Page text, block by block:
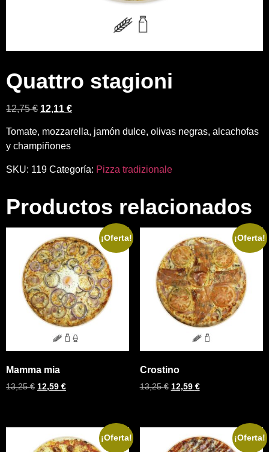
Quattro stagioni
12,75€ 12,11 €
Tomate, mozzarella, jamón dulce, olivas negras, alcachofas
y champiñones
SKU: 119 Categoría: Pizza tradizionale
Productos relacionados
¡Oferta!
Mamma mia
13,25€ 12,59 €
¡Oferta!
Crostino
13,25€ 12,59 €
¡Oferta! ¡Oferta!